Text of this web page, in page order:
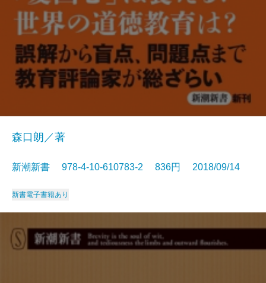
森口朗／著
新潮新書 978-4-10-610783-2 836円 2018/09/14
新書電子書籍あり